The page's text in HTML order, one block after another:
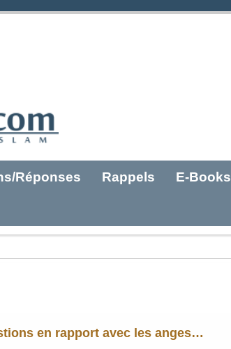
Réponses Rappels E-Books
en rapport avec les anges…